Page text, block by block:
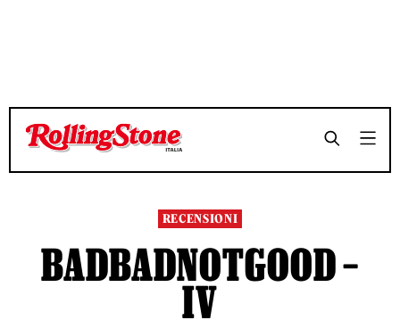
TEMPO DI LETTURA 3 MINUTI SHARE
TEMPO DI LETTURA 3 MINUTI SHARE
RECENSIONI
BADBADNOTGOOD –
IV